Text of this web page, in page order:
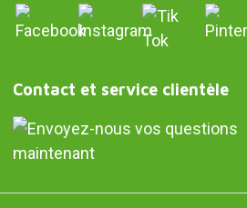
Contact et service clientèle
maintenant